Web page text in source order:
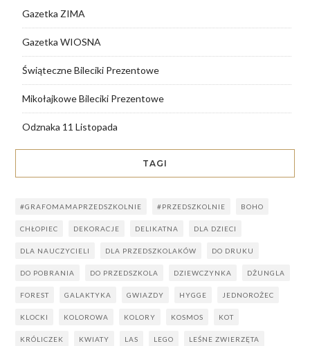
Gazetka ZIMA
Gazetka WIOSNA
Świąteczne Bileciki Prezentowe
Mikołajkowe Bileciki Prezentowe
Odznaka 11 Listopada
TAGI
#GRAFOMAMAPRZEDSZKOLNIE #PRZEDSZKOLNIE BOHO
CHŁOPIEC DEKORACJE DELIKATNA DLA DZIECI
DLA NAUCZYCIELI DLA PRZEDSZKOLAKÓW DO DRUKU
DO POBRANIA DO PRZEDSZKOLA DZIEWCZYNKA DŻUNGLA
FOREST GALAKTYKA GWIAZDY HYGGE JEDNOROŻEC
KLOCKI KOLOROWA KOLORY KOSMOS KOT
KRÓLICZEK KWIATY LAS LEGO LEŚNE ZWIERZĘTA